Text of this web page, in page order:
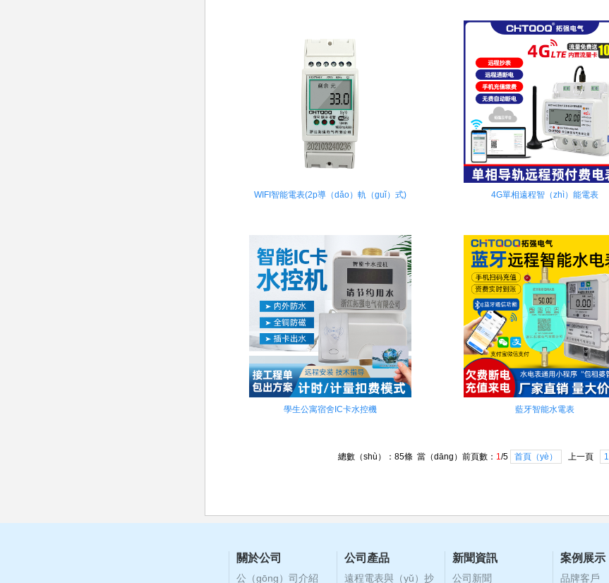
WIFI智能電表(2p導（dǎo）軌（guǐ）式) 4G單相遠程智（zhì）能電表
學生公寓宿舍IC卡水控機 藍牙智能水電表
總數（shù）：85條 當（dāng）前頁數： 1/5 首頁（yè） 上一頁 1
關於公司
公（gōng）司介紹
公司產品
遠程電表與（yǔ）抄
新聞資訊
公司新聞
案例展示
品牌客戶